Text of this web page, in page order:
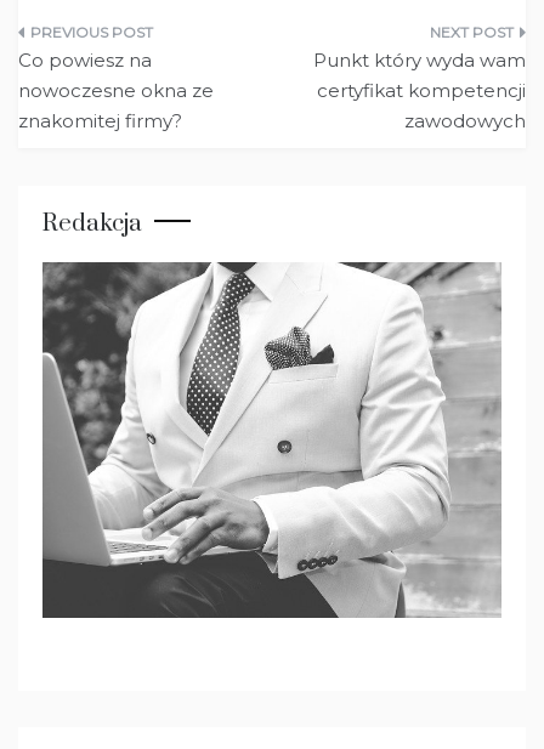
Nawigacja
wpisu
Co powiesz na
nowoczesne okna ze
znakomitej firmy?
Punkt który wyda wam
certyfikat kompetencji
zawodowych
Redakcja